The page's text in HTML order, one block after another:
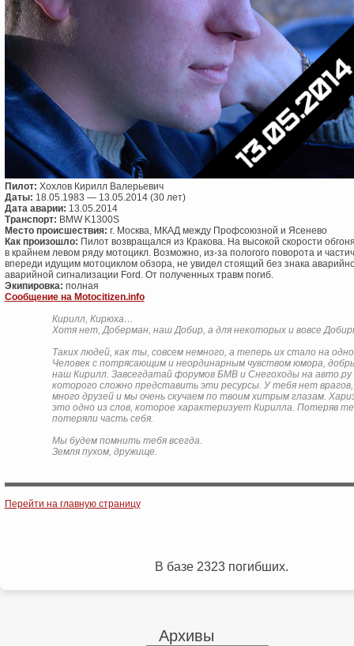
Пилот: Хохлов Кирилл Валерьевич
Даты: 18.05.1983 — 13.05.2014 (30 лет)
Дата аварии: 13.05.2014
Транспорт: BMW K1300S
Место происшествия: г. Москва, МКАД между Профсоюзной и Ясенево
Как произошло: Пилот возвращался из Кракова. На высокой скорости
в крайнем левом ряду мотоцикл. Возможно, из-за пологого поворота и
впереди идущим мотоциклом обзора, не увидел стоящий без знака
аварийной сигнализации Ford. От полученных травм погиб.
Экипировка: полная
Сообщение на Motocitizen.info
Кирилл, Кирюха…
Хотя нет, Доберман, наш Добир, а для некоторых и вовсе
Таких людей, как ты, совсем немного, а теперь их стало на
Человек с потрясающим и неординарным чувством юмора,
наш Кирилл. Завсегдатай форумов БМВ и Снегоходы на авто.ру
которого сложно представить эти ресурсы. У тебя нет
много друзей и мы очень скучаем по твоим хитрым глазам.
это одно из слов, которое характеризует Кирилла. Потеряв
потеряли часть себя.
Мы будем помнить тебя всегда.
Земля пухом, дружище.
Post navigation
Перейти на главную страницу
В базе 2323 погибших.
Архивы